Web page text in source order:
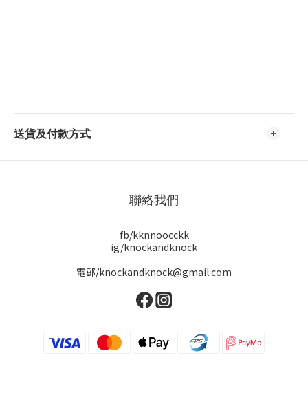
送貨及付款方式
聯絡我們
fb/kknnoocckk
ig/knockandknock
電郵/knockandknock@gmail.com